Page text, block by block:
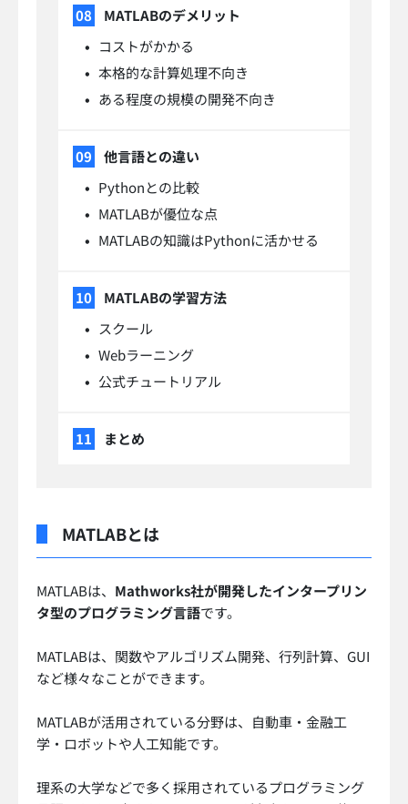
MATLABのデメリット
コストがかかる
本格的な計算処理不向き
ある程度の規模の開発不向き
他言語との違い
Pythonとの比較
MATLABが優位な点
MATLABの知識はPythonに活かせる
MATLABの学習方法
スクール
Webラーニング
公式チュートリアル
まとめ
MATLABとは
MATLABは、 Mathworks社が開発したインタープリン
タ型のプログラミング言語です。
MATLABは、関数やアルゴリズム開発、行列計算、GUI
など様々なことができます。
MATLABが活用されている分野は、自動車・金融工
学・ロボットや人工知能です。
理系の大学などで多く採用されているプログラミング